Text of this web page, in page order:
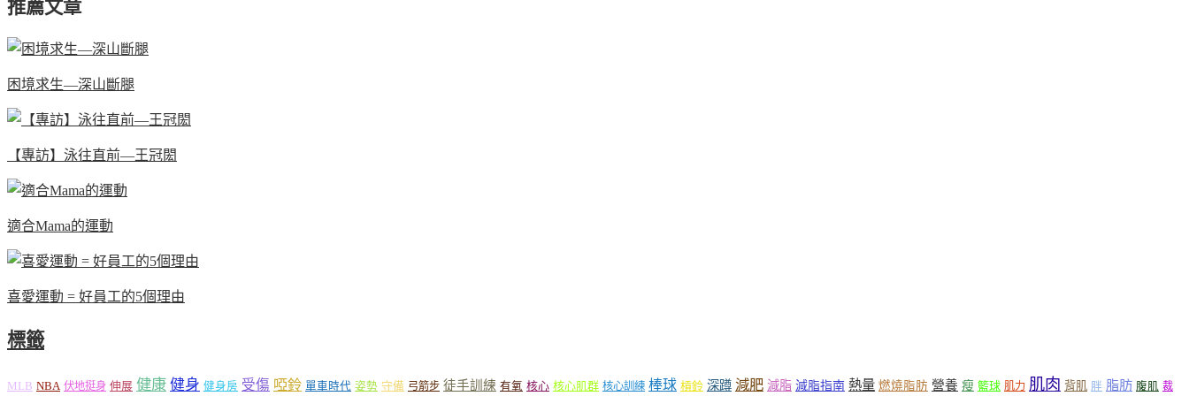
推薦文章
困境求生—深山斷腿
【專訪】泳往直前—王冠閎
適合Mama的運動
喜愛運動 = 好員工的5個理由
標籤
MLB NBA 伏地挺身 伸展 健康 健身 健身房 受傷 啞鈴 單車時代 姿勢 守備 弓箭步 徒手訓練 有氧 核心 核心肌群 核心訓練 棒球 槓鈴 深蹲 減肥 減脂 減脂指南 熱量 燃燒脂肪 營養 瘦 籃球 肌力 肌肉 背肌 胖 脂肪 腹肌 裁